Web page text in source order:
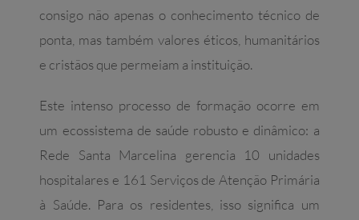
consigo não apenas o conhecimento técnico de
ponta, mas também valores éticos, humanitários
e cristãos que permeiam a instituição.
Este intenso processo de formação ocorre em
um ecossistema de saúde robusto e dinâmico: a
Rede Santa Marcelina gerencia 10 unidades
hospitalares e 161 Serviços de Atenção Primária
à Saúde. Para os residentes, isso significa um